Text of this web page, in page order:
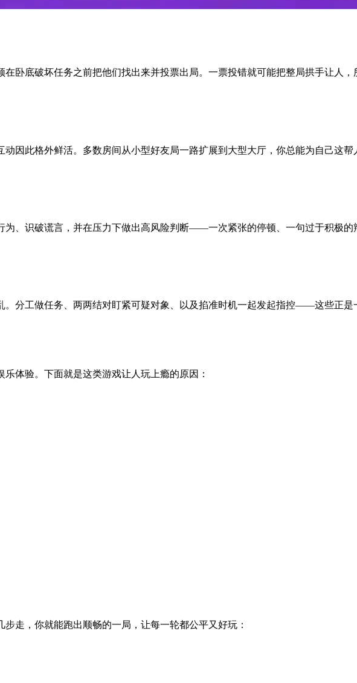
底破坏任务之前把他们找出来并投票出局。一票投错就可能把整局拱手让人，
因此格外鲜活。多数房间从小型好友局一路扩展到大型大厅，你总能为自己这帮
、识破谎言，并在压力下做出高风险判断——一次紧张的停顿、一句过于积极的
分工做任务、两两结对盯紧可疑对象、以及掐准时机一起发起指控——这些正是
体验。下面就是这类游戏让人玩上瘾的原因：
走，你就能跑出顺畅的一局，让每一轮都公平又好玩：